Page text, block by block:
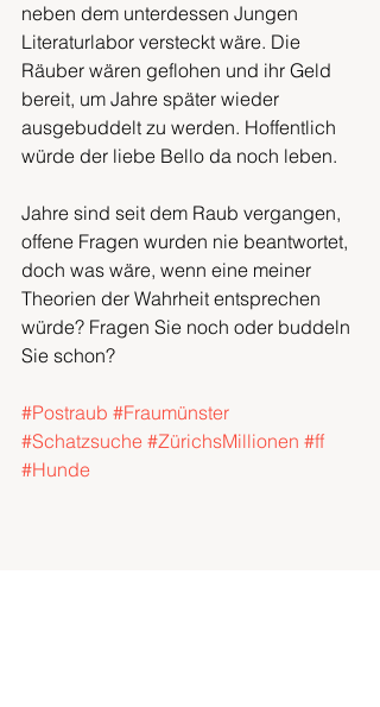
neben dem unterdessen Jungen
Literaturlabor versteckt wäre. Die
Räuber wären geflohen und ihr Geld
bereit, um Jahre später wieder
ausgebuddelt zu werden. Hoffentlich
würde der liebe Bello da noch leben.
Jahre sind seit dem Raub vergangen,
offene Fragen wurden nie beantwortet,
doch was wäre, wenn eine meiner
Theorien der Wahrheit entsprechen
würde? Fragen Sie noch oder buddeln
Sie schon?
#Postraub #Fraumünster
#Schatzsuche #ZürichsMillionen #ff
#Hunde